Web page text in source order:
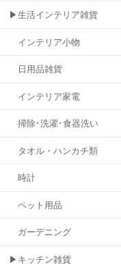
▶生活インテリア雑貨
インテリア小物
日用品雑貨
インテリア家電
掃除･洗濯･食器洗い
タオル・ハンカチ類
時計
ペット用品
ガーデニング
▶キッチン雑貨